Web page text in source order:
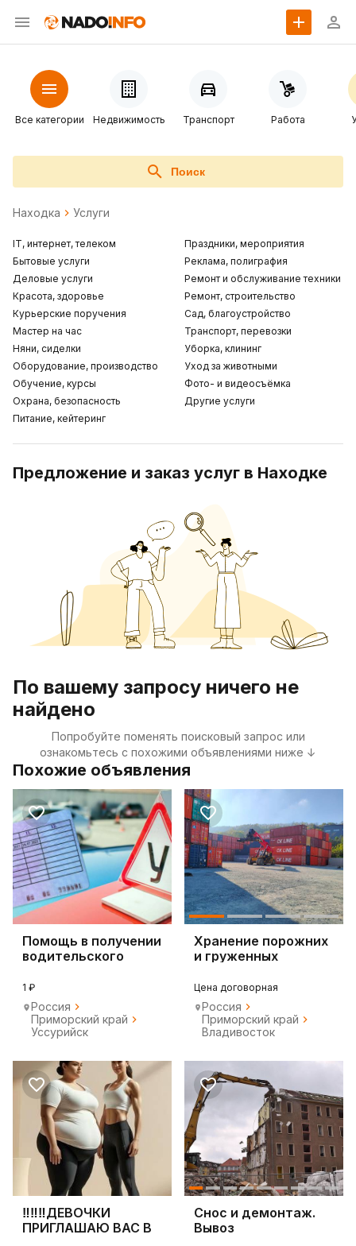
Все категории Недвижимость Транспорт Работа
Поиск
Находка Услуги
IT, интернет, телеком
Бытовые услуги
Деловые услуги
Красота, здоровье
Курьерские поручения
Мастер на час
Няни, сиделки
Оборудование, производство
Обучение, курсы
Охрана, безопасность
Питание, кейтеринг
Праздники, мероприятия
Реклама, полиграфия
Ремонт и обслуживание техники
Ремонт, строительство
Сад, благоустройство
Транспорт, перевозки
Уборка, клининг
Уход за животными
Фото- и видеосъёмка
Другие услуги
Предложение и заказ услуг в Находке
По вашему запросу ничего не
найдено
Попробуйте поменять поисковый запрос или
ознакомьтесь с похожими объявлениями ниже ↓
Похожие объявления
Помощь в получении
водительского
1 ₽
Россия
Приморский край
Уссурийск
Хранение порожних
и груженных
Цена договорная
Россия
Приморский край
Владивосток
‼️‼️‼️ДЕВОЧКИ
ПРИГЛАШАЮ ВАС В
Снос и демонтаж.
Вывоз